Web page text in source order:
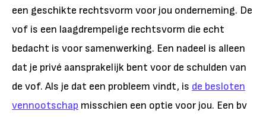
een geschikte rechtsvorm voor jou onderneming. De
vof is een laagdrempelige rechtsvorm die echt
bedacht is voor samenwerking. Een nadeel is alleen
dat je privé aansprakelijk bent voor de schulden van
de vof. Als je dat een probleem vindt, is de besloten
vennootschap misschien een optie voor jou. Een bv